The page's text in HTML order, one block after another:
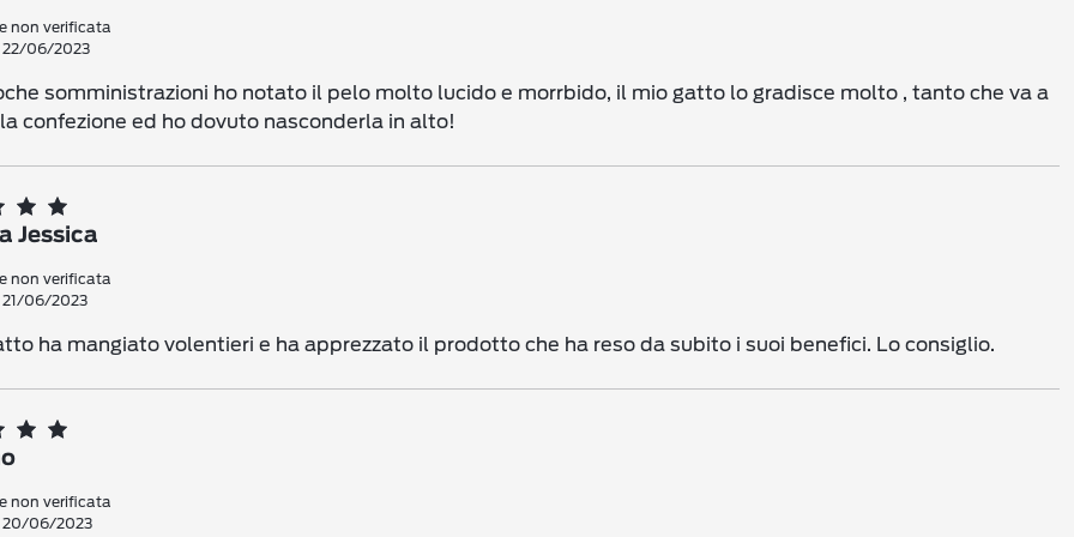
voti
voti
voti
voti
voti
non verificata
22/06/2023
somministrazioni ho notato il pelo molto lucido e morrbido, il mio gatto lo gradisce molto , tanto che va a
confezione ed ho dovuto nasconderla in alto!
Jessica
non verificata
21/06/2023
ha mangiato volentieri e ha apprezzato il prodotto che ha reso da subito i suoi benefici. Lo consiglio.
non verificata
20/06/2023